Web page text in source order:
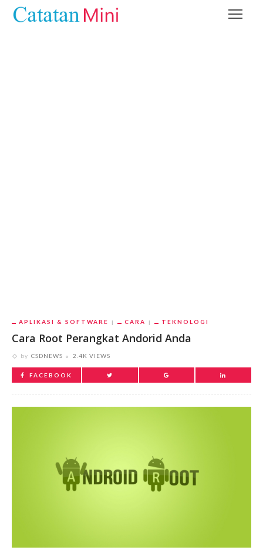
APLIKASI & SOFTWARE CARA TEKNOLOGI
Cara Root Perangkat Andorid Anda
by CSDNEWS 2.4K VIEWS
FACEBOOK